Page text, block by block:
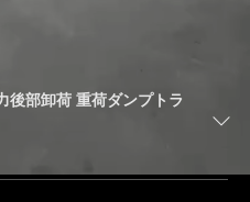
後部卸荷 重荷ダンプトラ